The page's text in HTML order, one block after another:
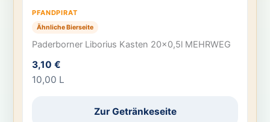
PFANDPIRAT
Ähnliche Bierseite
Paderborner Liborius Kasten 20×0,5l MEHRWEG
3,10 €
10,00 L
Zur Getränkeseite